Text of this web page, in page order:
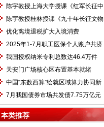
抱中华新文明”
陈宇教授上海大学授课《红军长征中
的黄埔师生》
陈宇教授桂林授课《九十年长征文物
鉴赏》
优化离境退税扩大入境消费
2025年1-7月职工医保个人账户共济
2.31亿人次 共济金额304.57亿元
我国授权纳米专利总数达46.4万件
天安门广场核心区布置基本就绪
中国“东数西算”绘就区域算力协同新
图景
7月我国债券市场共发债7.75万亿元
本类推荐